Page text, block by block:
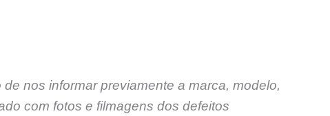
nos informar previamente a marca, modelo,
com fotos e filmagens dos defeitos